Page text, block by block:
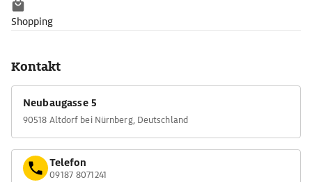
Shopping
Kontakt
Neubaugasse 5
90518 Altdorf bei Nürnberg, Deutschland
Telefon
09187 8071241